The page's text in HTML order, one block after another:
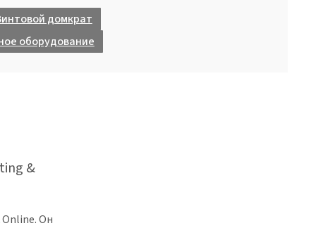
домкрат
оборудование
&
Online. Он